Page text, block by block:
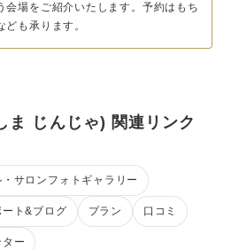
会場をご紹介いたします。予約はもち
も承ります。
ま じんじゃ) 関連リンク
サロンフォトギャラリー
ト&ブログ プラン 口コミ
ー